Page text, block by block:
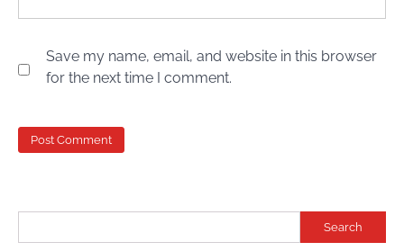
Save my name, email, and website in this browser
for the next time I comment.
Search